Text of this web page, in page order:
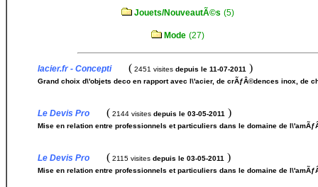
Jouets/NouveautÃ©s (5)
Mode (27)
lacier.fr - Concepti( 2451 visites depuis le 11-07-2011 )
Grand choix d\'objets deco en rapport avec l\'acier, de crÃƒÂ©dences inox, de
Le Devis Pro ( 2144 visites depuis le 03-05-2011 )
Mise en relation entre professionnels et particuliers dans le domaine de
Le Devis Pro ( 2115 visites depuis le 03-05-2011 )
Mise en relation entre professionnels et particuliers dans le domaine de